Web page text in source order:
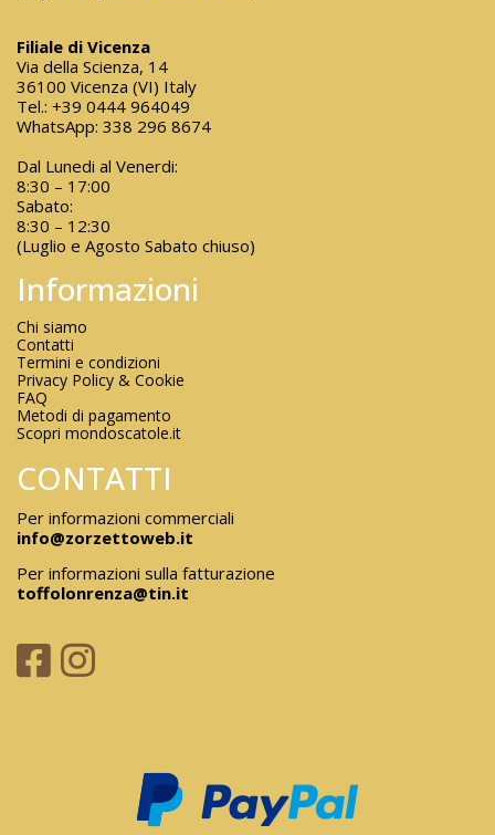
Filiale di Vicenza
Via della Scienza, 14
36100 Vicenza (VI) Italy
Tel.: +39 0444 964049
WhatsApp: 338 296 8674
Dal Lunedi al Venerdi:
8:30 – 17:00
Sabato:
8:30 – 12:30
(Luglio e Agosto Sabato chiuso)
Informazioni
Chi siamo
Contatti
Termini e condizioni
Privacy Policy & Cookie
FAQ
Metodi di pagamento
Scopri mondoscatole.it
CONTATTI
Per informazioni commerciali
info@zorzettoweb.it
Per informazioni sulla fatturazione
toffolonrenza@tin.it